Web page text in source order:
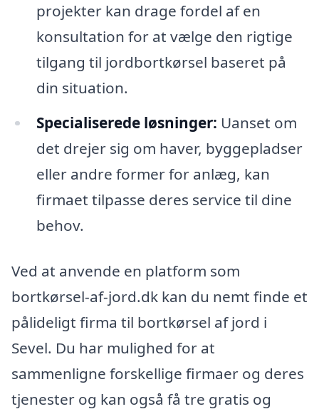
projekter kan drage fordel af en
konsultation for at vælge den rigtige
tilgang til jordbortkørsel baseret på
din situation.
Specialiserede løsninger: Uanset om
det drejer sig om haver, byggepladser
eller andre former for anlæg, kan
firmaet tilpasse deres service til dine
behov.
Ved at anvende en platform som
bortkørsel-af-jord.dk kan du nemt finde et
pålideligt firma til bortkørsel af jord i
Sevel. Du har mulighed for at
sammenligne forskellige firmaer og deres
tjenester og kan også få tre gratis og